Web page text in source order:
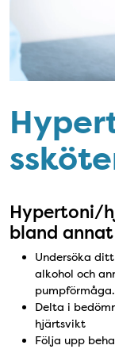
Hypertoni/
bland annat
Undersöka
alkohol och
pumpförmåga.
Delta i
hjärtsvikt
Följa upp